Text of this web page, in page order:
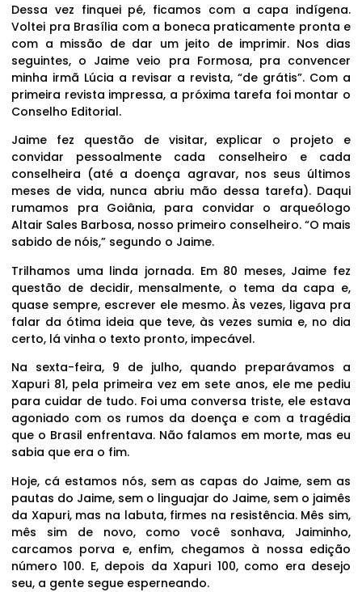
Dessa vez finquei pé, ficamos com a capa indígena.
Voltei pra Brasília com a boneca praticamente pronta e
com a missão de dar um jeito de imprimir. Nos dias
seguintes, o Jaime veio pra Formosa, pra convencer
minha irmã Lúcia a revisar a revista, “de grátis”. Com a
primeira revista impressa, a próxima tarefa foi montar o
Conselho Editorial.
Jaime fez questão de visitar, explicar o projeto e
convidar pessoalmente cada conselheiro e cada
conselheira (até a doença agravar, nos seus últimos
meses de vida, nunca abriu mão dessa tarefa). Daqui
rumamos pra Goiânia, para convidar o arqueólogo
Altair Sales Barbosa, nosso primeiro conselheiro. “O mais
sabido de nóis,” segundo o Jaime.
Trilhamos uma linda jornada. Em 80 meses, Jaime fez
questão de decidir, mensalmente, o tema da capa e,
quase sempre, escrever ele mesmo. Às vezes, ligava pra
falar da ótima ideia que teve, às vezes sumia e, no dia
certo, lá vinha o texto pronto, impecável.
Na sexta-feira, 9 de julho, quando preparávamos a
Xapuri 81, pela primeira vez em sete anos, ele me pediu
para cuidar de tudo. Foi uma conversa triste, ele estava
agoniado com os rumos da doença e com a tragédia
que o Brasil enfrentava. Não falamos em morte, mas eu
sabia que era o fim.
Hoje, cá estamos nós, sem as capas do Jaime, sem as
pautas do Jaime, sem o linguajar do Jaime, sem o jaimês
da Xapuri, mas na labuta, firmes na resistência. Mês sim,
mês sim de novo, como você sonhava, Jaiminho,
carcamos porva e, enfim, chegamos à nossa edição
número 100. E, depois da Xapuri 100, como era desejo
seu, a gente segue esperneando.